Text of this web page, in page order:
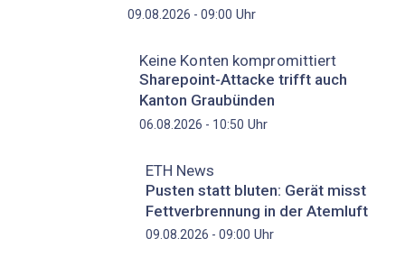
09.08.2026 - 09:00 Uhr
Keine Konten kompromittiert
Sharepoint-Attacke trifft auch
Kanton Graubünden
06.08.2026 - 10:50 Uhr
ETH News
Pusten statt bluten: Gerät misst
Fettverbrennung in der Atemluft
09.08.2026 - 09:00 Uhr